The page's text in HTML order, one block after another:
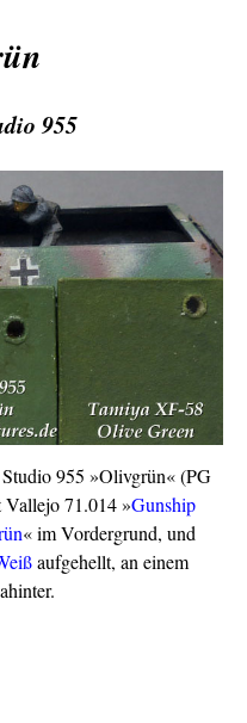
955
955 »Olivgrün« (PG
71.014 »Gunship
« im Vordergrund, und
aufgehellt, an einem